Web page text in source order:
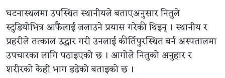
घटनास्थलमा उपस्थित स्थानीयले बताएअनुसार नितुले
स्टुडियोभित्र आफैंलाई जलाउने प्रयास गरेकी थिइन् । स्थानीय र
प्रहरीले तत्काल उद्धार गरी उनलाई कीर्तिपुरस्थित बर्न अस्पतालमा
उपचारका लागि पठाइएको छ । आगोले नितुको अनुहार र
शरीरको केही भाग डढेको बताइको छ ।